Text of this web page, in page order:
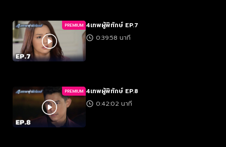
PREMIUM 4เทพผู้พิทักษ์ EP.7
0:39:58 นาที
PREMIUM 4เทพผู้พิทักษ์ EP.8
0:42:02 นาที